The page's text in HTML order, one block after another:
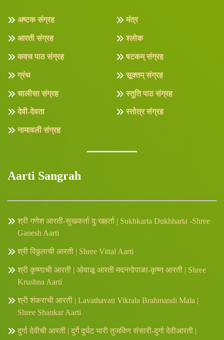
अष्टक संग्रह
आरती संग्रह
कवच पाठ संग्रह
ग्रंथ
चालीसा संग्रह
देवी-देवता
नामावली संग्रह
मंत्र
श्लोक
षटकम् संग्रह
सूक्तम् संग्रह
स्तुति पाठ संग्रह
स्तोत्र संग्रह
Aarti Sangrah
श्री गणेश आरती-सुखकर्ता दुःखहर्ता | Sukhkarta Dukhharta -Shree
Ganesh Aarti
श्री विठ्ठलाची आरती | Shree Vittal Aarti
श्री कृष्णाची आरती | ओवाळू आरती मदनगोपाळा-कृष्ण आरती | Shree
Krushna Aarti
श्री शंकराची आरती | Lavathavati Vikrala Brahmandi Mala |
Shree Shankar Aarti
दुर्गा देवीची आरती | दुर्गे दुर्घट भारी तुजविण संसारी-दुर्गा देवीआरती |